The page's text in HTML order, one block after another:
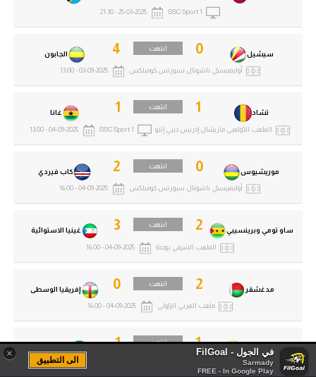
غينيا بيساو 1 انتهت 1
مدغشقر 2 انتهت
إفريقيا الوسطى 0
ملعب العربي الزاولي 04-09-2025 - 16:00
ساو تومي وبرينسيبي 2 انتهت
غينيا الاستوائية 3
الملعب الشرفي بوجدة 04-09-2025 - 16:00
موريشيوس 0 انتهت
كاب فيردي 2
أوليمبيسكي ناشونال سبورتس كومبلكس 04-09-2025 - 16:00
تشاد 1 انتهت
غانا 1
الملعب الأولمبي ماريشال إدريس ديبي إتنو SSC Sport 1
04-09-2025 - 13:00
سيشيل 0 انتهت
الجابون 4
أوليمبيسكي ناشونال سبورتس كومبلكس 03-09-2025 - 13:00
SSC Sport 1
25-03-2025 - 21:30
× في الجول - FilGoal
Sarmady
FREE - In Google Play
الى التطبيق